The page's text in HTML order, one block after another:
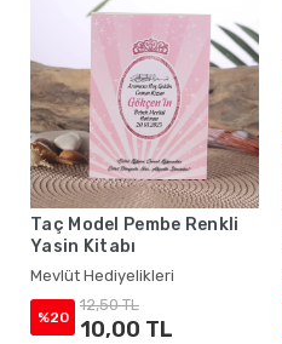
Taç Model Pembe Renkli
Yasin Kitabı
Mevlüt Hediyelikleri
%20
12,50 TL
10,00 TL